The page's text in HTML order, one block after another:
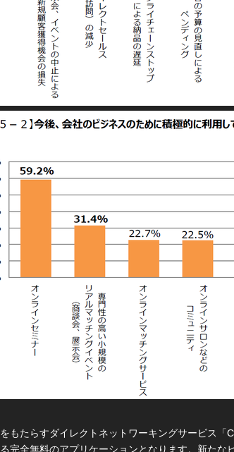
もたらすダイレクトネットワーキングサービス
完全無料のアプリケーションとなります。新た